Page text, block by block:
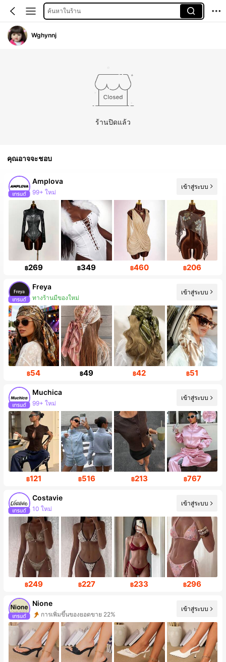
ค้นหาในร้าน
Wghynnj
ร้านปิดแล้ว
คุณอาจจะชอบ
Amplova
99+ ใหม่
เข้าสู่ระบบ
฿269 ฿349 ฿460 ฿206
Freya
ทางร้านมีของใหม่
เข้าสู่ระบบ
฿54 ฿49 ฿42 ฿51
Muchica
99+ ใหม่
เข้าสู่ระบบ
฿121 ฿516 ฿213 ฿767
Costavie
10 ใหม่
ผู้ติดตาม 22K คน
เข้าสู่ระบบ
฿249 ฿227 ฿233 ฿296
Nione
การเพิ่มขึ้นของยอดขาย 22%
เข้าสู่ระบบ